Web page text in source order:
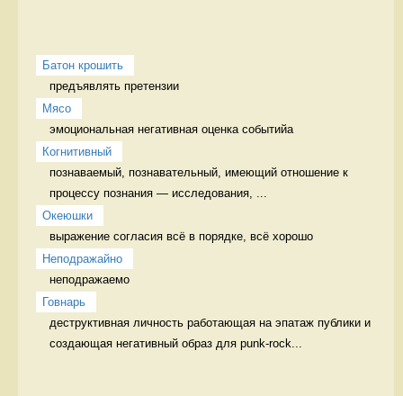
Батон крошить
предъявлять претензии
Мясо
эмоциональная негативная оценка событийа
Когнитивный
познаваемый, познавательный, имеющий отношение к
процессу познания — исследования, ...
Океюшки
выражение согласия всё в порядке, всё хорошо
Неподражайно
неподражаемо
Говнарь
деструктивная личность работающая на эпатаж публики и
создающая негативный образ для punk-rock...